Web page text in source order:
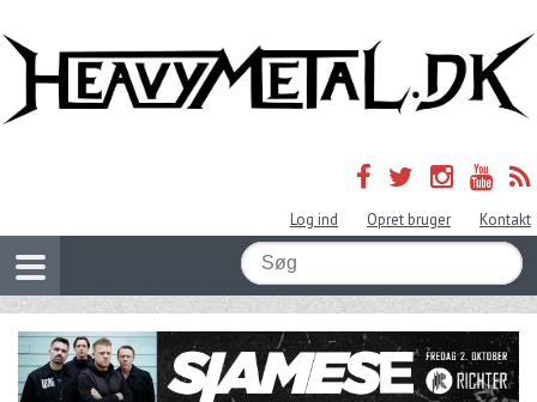
Log ind Opret bruger Kontakt